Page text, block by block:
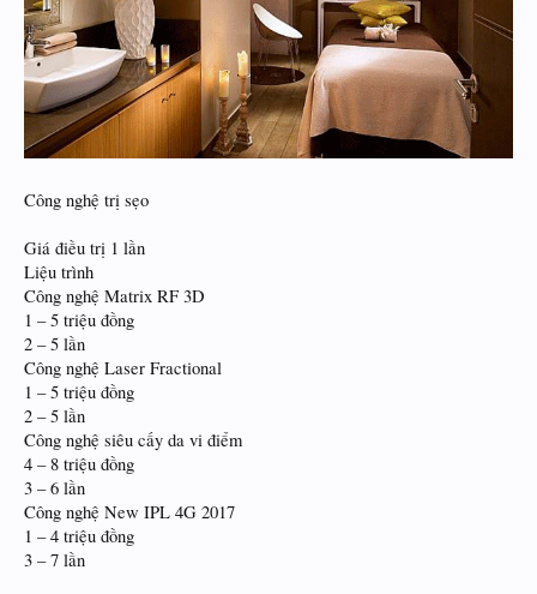
Công nghệ trị sẹo
Giá điều trị 1 lần
Liệu trình
Công nghệ Matrix RF 3D
1 – 5 triệu đồng
2 – 5 lần
Công nghệ Laser Fractional
1 – 5 triệu đồng
2 – 5 lần
Công nghệ siêu cấy da vi điểm
4 – 8 triệu đồng
3 – 6 lần
Công nghệ New IPL 4G 2017
1 – 4 triệu đồng
3 – 7 lần